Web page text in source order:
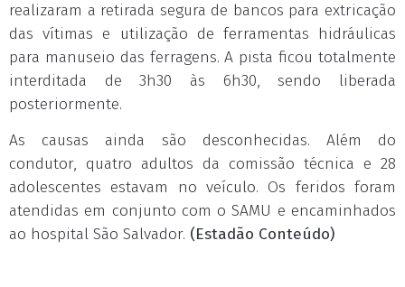
realizaram a retirada segura de bancos para extricação
das vítimas e utilização de ferramentas hidráulicas
para manuseio das ferragens. A pista ficou totalmente
interditada de 3h30 às 6h30, sendo liberada
posteriormente.
As causas ainda são desconhecidas. Além do
condutor, quatro adultos da comissão técnica e 28
adolescentes estavam no veículo. Os feridos foram
atendidas em conjunto com o SAMU e encaminhados
ao hospital São Salvador. (Estadão Conteúdo)